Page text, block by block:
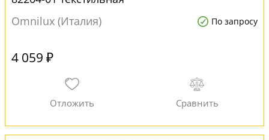
Omnilux (Италия)
По запросу
4 059 ₽